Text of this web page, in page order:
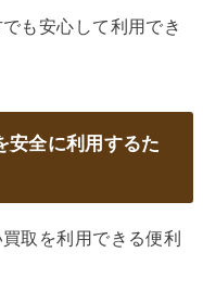
も安心して利用でき
安全に利用するた
取を利用できる便利